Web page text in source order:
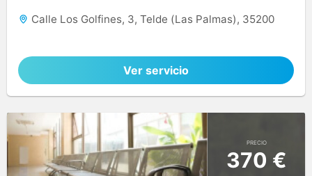
Calle Los Golfines, 3, Telde (Las Palmas), 35200
Ver servicio
PRECIO
370 €